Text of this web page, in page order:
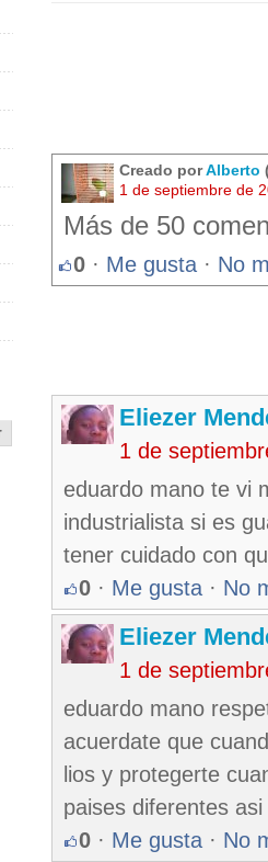
Creado porAlberto
1 de septiembre de
Más de 50
0 · Me gusta · No
Eliezer
1 de
eduardo mano te vi
industrialista si es
tener cuidado con
0 · Me gusta · No
Eliezer
1 de
eduardo mano
acuerdate que
lios y protegerte
paises diferentes
0 · Me gusta · No